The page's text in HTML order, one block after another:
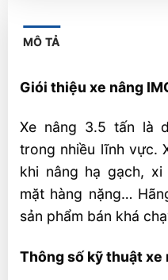
MÔ TẢ
Giói thiệu xe nâng
Xe nâng 3.5 tấn là
trong nhiều lĩnh vực.
khi nâng hạ gạch,
mặt hàng nặng…
sản phẩm bán khá
Thông số kỹ thuật xe